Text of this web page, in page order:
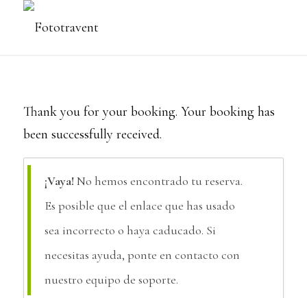
Thank you for your booking. Your booking has
been successfully received.
¡Vaya!No hemos encontrado tu reserva.
Es posible que el enlace que has usado
sea incorrecto o haya caducado. Si
necesitas ayuda, ponte en contacto con
nuestro equipo de soporte.